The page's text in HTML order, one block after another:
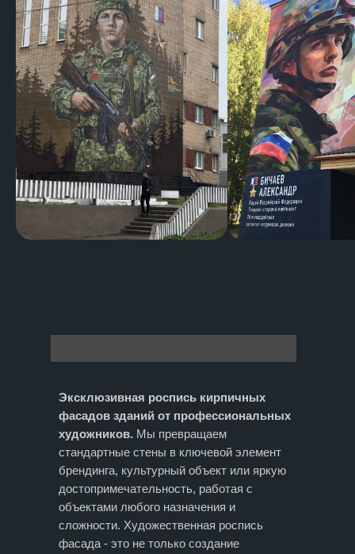
Эксклюзивная роспись кирпичных
фасадов зданий от профессиональных
художников. Мы превращаем
стандартные стены в ключевой элемент
брендинга, культурный объект или яркую
достопримечательность, работая с
объектами любого назначения и
сложности. Художественная роспись
фасада - это не только создание